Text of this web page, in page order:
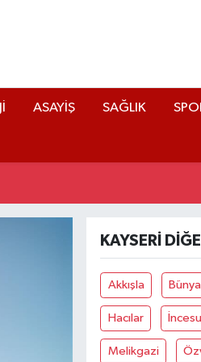
ASAYİŞ SAĞLIK
KAYSERI
Akkışla
Hacılar İncesu
Melikgazi